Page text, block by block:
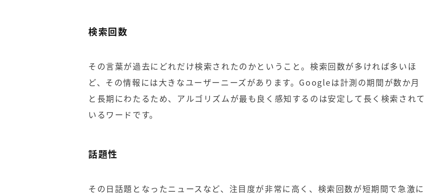
検索回数
その言葉が過去にどれだけ検索されたのかということ。検索回数が多ければ多いほ
ど、その情報には大きなユーザーニーズがあります。Googleは計測の期間が数か月
と長期にわたるため、アルゴリズムが最も良く感知するのは安定して長く検索されて
いるワードです。
話題性
その日話題となったニュースなど、注目度が非常に高く、検索回数が短期間で急激に